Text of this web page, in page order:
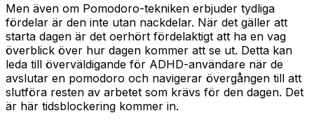
Men även om Pomodoro-tekniken erbjuder tydliga
fördelar är den inte utan nackdelar. När det gäller att
starta dagen är det oerhört fördelaktigt att ha en vag
överblick över hur dagen kommer att se ut. Detta kan
leda till överväldigande för ADHD-användare när de
avslutar en pomodoro och navigerar övergången till att
slutföra resten av arbetet som krävs för den dagen. Det
är här tidsblockering kommer in.